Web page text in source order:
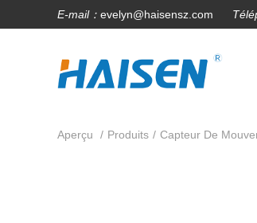
E-mail： evelyn@haisensz.com
Aperçu / Produits / Capteur De